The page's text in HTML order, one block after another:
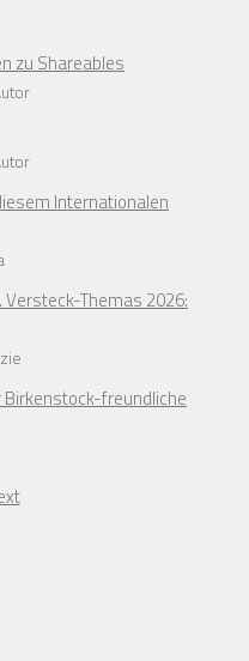
❅
zu Shareables
Internationalen
Themas 2026:
freundliche